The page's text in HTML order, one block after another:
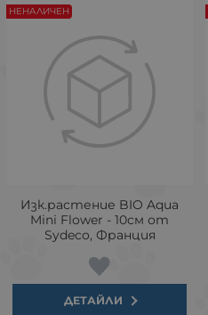
Изк.растение BIO Aqua
Mini Flower - 10см от
Sydeco, Франция
ДЕТАЙЛИ
НЕНАЛИЧЕН